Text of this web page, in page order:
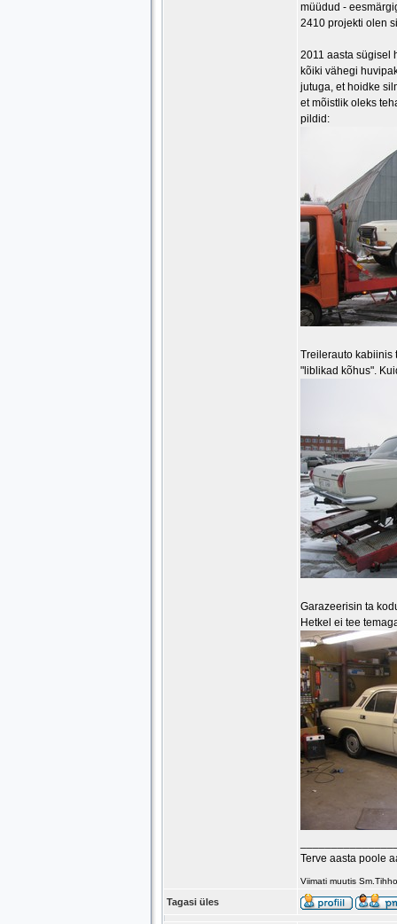
müüdud -
2410 projekti olen
2011 aasta sügisel
kõiki vähegi
jutuga, et hoidke
et mõistlik oleks
pildid:
Treilerauto kabiinis
"liblikad kõhus".
Garazeerisin ta
Hetkel ei tee
Terve aasta poole
Viimati muutis
Tagasi üles